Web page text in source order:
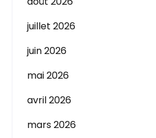
juillet 2026
juin 2026
mai 2026
avril 2026
mars 2026